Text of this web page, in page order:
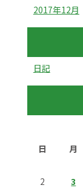
2017年12月
日記
日
月
2
3